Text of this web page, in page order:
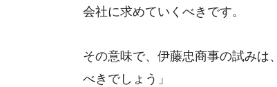
会社に求めていくべきです。
その意味で、伊藤忠商事の試みは
べきでしょう」